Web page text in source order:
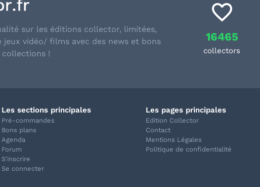
sur les éditions collector, limitées,
vidéo/ films avec des news et bons
!
16465
collectors
Les sections principales
Pré-commandes
Bons plans
Agenda
Forum
S'inscrire
Se connecter
Les pages principales
Edition Collector
Contact
Mentions Légales
Politique de confidentialité